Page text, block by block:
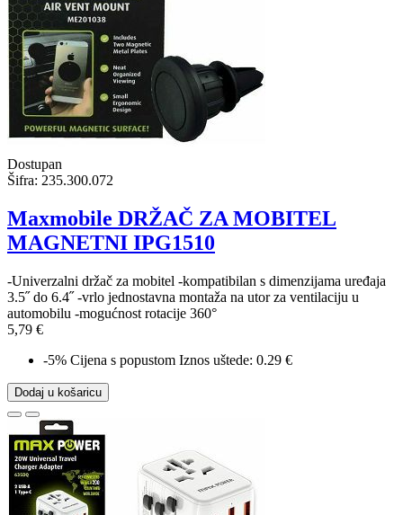
Dostupan
Šifra: 235.300.072
Maxmobile DRŽAČ ZA MOBITEL
MAGNETNI IPG1510
-Univerzalni držač za mobitel -kompatibilan s dimenzijama uređaja
3.5˝ do 6.4˝ -vrlo jednostavna montaža na utor za ventilaciju u
automobilu -mogućnost rotacije 360°
5,79 €
-5% Cijena s popustom Iznos uštede: 0.29 €
Dodaj u košaricu